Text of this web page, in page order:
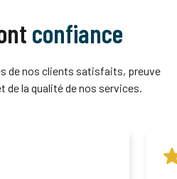
confiance
de nos clients satisfaits, preuve
de la qualité de nos services.